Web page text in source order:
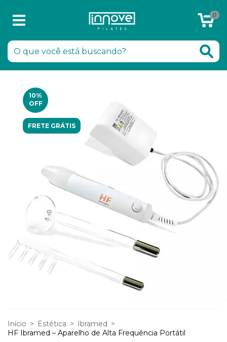
0
10%
OFF
FRETE GRÁTIS
Início > Estética > Ibramed >
HF Ibramed – Aparelho de Alta Frequência Portátil
Chamar no WhatsApp